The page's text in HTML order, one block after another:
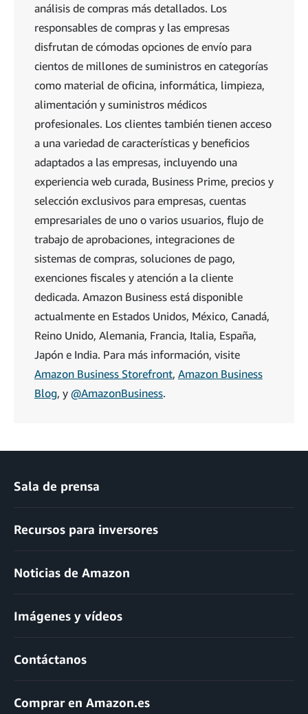
análisis de compras más detallados. Los
responsables de compras y las empresas
disfrutan de cómodas opciones de envío para
cientos de millones de suministros en categorías
como material de oficina, informática, limpieza,
alimentación y suministros médicos
profesionales. Los clientes también tienen acceso
a una variedad de características y beneficios
adaptados a las empresas, incluyendo una
experiencia web curada, Business Prime, precios y
selección exclusivos para empresas, cuentas
empresariales de uno o varios usuarios, flujo de
trabajo de aprobaciones, integraciones de
sistemas de compras, soluciones de pago,
exenciones fiscales y atención a la cliente
dedicada. Amazon Business está disponible
actualmente en Estados Unidos, México, Canadá,
Reino Unido, Alemania, Francia, Italia, España,
Japón e India. Para más información, visite
Amazon Business Storefront, Amazon Business
Blog, y @AmazonBusiness.
Sala de prensa
Recursos para inversores
Noticias de Amazon
Imágenes y vídeos
Contáctanos
Comprar en Amazon.es